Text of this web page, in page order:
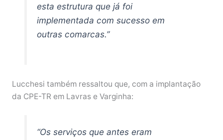
esta estrutura que já foi
implementada com sucesso em
outras comarcas.”
Lucchesi também ressaltou que, com a implantação
da CPE-TR em Lavras e Varginha:
“Os serviços que antes eram